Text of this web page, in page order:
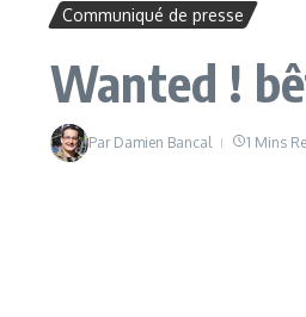
Communiqué de presse
Wanted !
Par Damien Bancal 1 Mins